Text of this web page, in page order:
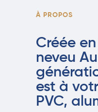
À PROPOS
Créée
neveu
est à
PVC,